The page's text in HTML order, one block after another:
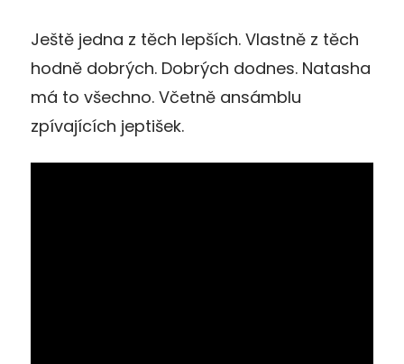
Ještě jedna z těch lepších. Vlastně z těch
hodně dobrých. Dobrých dodnes. Natasha
má to všechno. Včetně ansámblu
zpívajících jeptišek.